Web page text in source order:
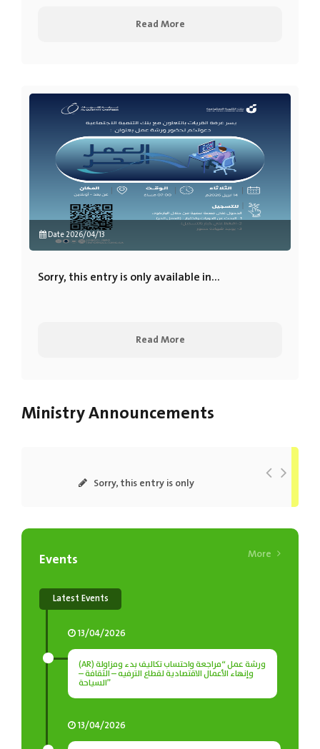
Read More
Date 2026/04/13
Sorry, this entry is only available in...
Read More
Ministry Announcements
Events More
Latest Events
13/04/2026
(AR) ورشة عمل “مراجعة واحتساب تكاليف بدء ومزاولة
وإنهاء الأعمال الاقتصادية لقطاع الترفيه – الثقافة –
السياحة”
13/04/2026